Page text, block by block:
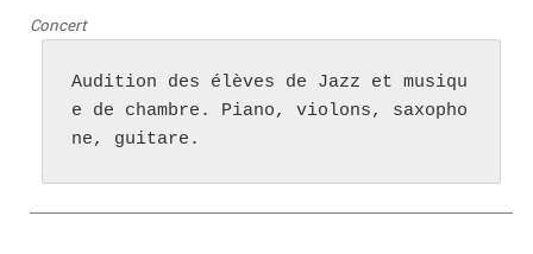
Concert
Audition des élèves de Jazz et musiqu
e de chambre. Piano, violons, saxopho
ne, guitare.